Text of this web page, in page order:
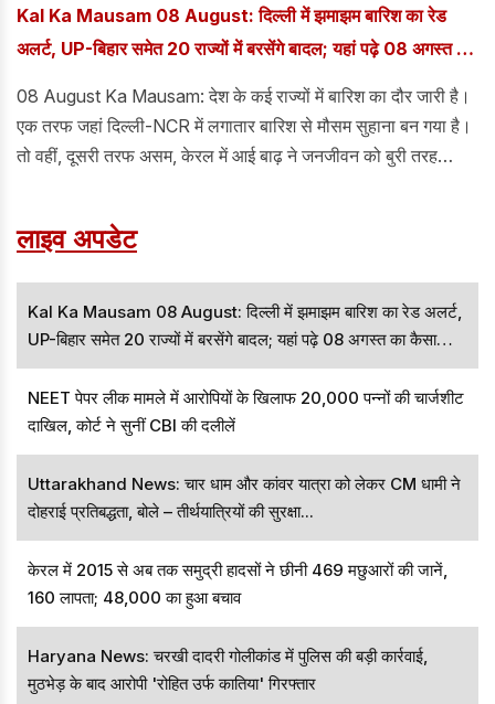
Kal Ka Mausam 08 August: दिल्ली में झमाझम बारिश का रेड
अलर्ट, UP-बिहार समेत 20 राज्यों में बरसेंगे बादल; यहां पढ़े 08 अगस्त का
08 August Ka Mausam: देश के कई राज्यों में बारिश का दौर जारी है।
एक तरफ जहां दिल्ली-NCR में लगातार बारिश से मौसम सुहाना बन गया है।
तो वहीं, दूसरी तरफ असम, केरल में आई बाढ़ ने जनजीवन को बुरी तरह
लाइव अपडेट
Kal Ka Mausam 08 August: दिल्ली में झमाझम बारिश का रेड अलर्ट,
UP-बिहार समेत 20 राज्यों में बरसेंगे बादल; यहां पढ़े 08 अगस्त का कैसा
रहेगा मौसम
NEET पेपर लीक मामले में आरोपियों के खिलाफ 20,000 पन्नों की चार्जशीट
दाखिल, कोर्ट ने सुनीं CBI की दलीलें
Uttarakhand News: चार धाम और कांवर यात्रा को लेकर CM धामी ने
दोहराई प्रतिबद्धता, बोले – तीर्थयात्रियों की सुरक्षा...
केरल में 2015 से अब तक समुद्री हादसों ने छीनी 469 मछुआरों की जानें,
160 लापता; 48,000 का हुआ बचाव
Haryana News: चरखी दादरी गोलीकांड में पुलिस की बड़ी कार्रवाई,
मुठभेड़ के बाद आरोपी 'रोहित उर्फ कातिया' गिरफ्तार